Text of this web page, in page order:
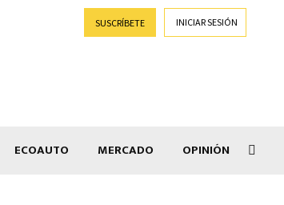
SUSCRÍBETE INICIAR SESIÓN
ECOAUTO MERCADO OPINIÓN